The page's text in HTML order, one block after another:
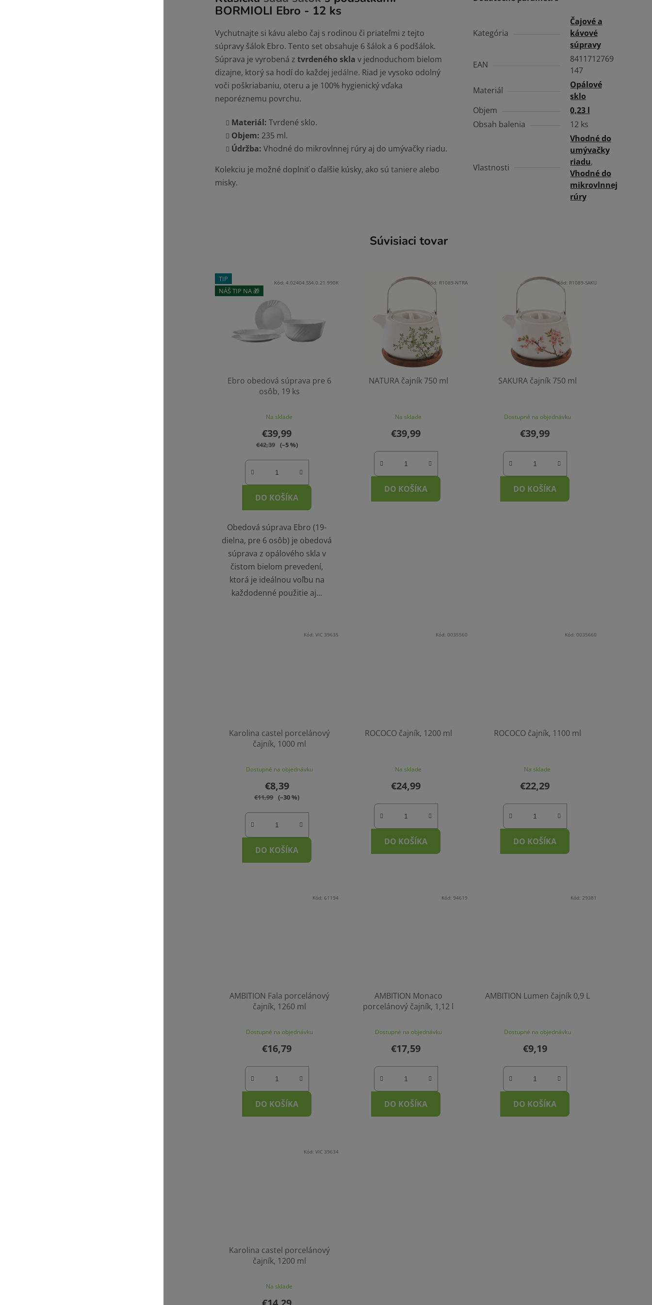
BORMIOLI Ebro - 12 ks
Vychutnajte si kávu alebo čaj s rodinou či priateľmi z tejto
súpravy šálok Ebro. Tento set obsahuje 6 šálok a 6 podšálok.
Súprava je vyrobená z tvrdeného skla v jednoduchom bielom
dizajne, ktorý sa hodí do každej jedálne. Riad je vysoko odolný
voči poškriabaniu, oteru a je 100% hygienický vďaka
neporéznemu povrchu.
Materiál: Tvrdené sklo.
Objem: 235 ml.
Údržba: Vhodné do mikrovlnnej rúry aj do umývačky riadu.
Kolekciu je možné doplniť o ďalšie kúsky, ako sú taniere alebo
misky.
Kategória
Čajové a
kávové
súpravy
EAN
8411712769
147
Materiál
Opálové
sklo
Objem
0,23 l
Obsah balenia
12 ks
Vlastnosti
Vhodné do
umývačky
riadu,
Vhodné do
mikrovlnnej
rúry
Súvisiaci tovar
TIP
NÁŠ TIP NA 🎁
Ebro obedová súprava pre 6
osôb, 19 ks
Na sklade
€39,99
€42,39 (–5 %)
DO KOŠÍKA
Obedová súprava Ebro (19-
dielna, pre 6 osôb) je obedová
súprava z opálového skla v
čistom bielom prevedení,
ktorá je ideálnou voľbu na
každodenné použitie aj...
Kód: 4.02404.SS4.0.21.990K
NATURA čajník 750 ml
Na sklade
€39,99
DO KOŠÍKA
Kód: R1089-NTRA
SAKURA čajník 750 ml
Dostupné na objednávku
€39,99
DO KOŠÍKA
Kód: R1089-SAKU
Karolina castel porcelánový
čajník, 1000 ml
Dostupné na objednávku
€8,39
€11,99 (–30 %)
DO KOŠÍKA
Kód: VIC 39635
ROCOCO čajník, 1200 ml
Na sklade
€24,99
DO KOŠÍKA
Kód: 0035560
ROCOCO čajník, 1100 ml
Na sklade
€22,29
DO KOŠÍKA
Kód: 0035660
AMBITION Fala porcelánový
čajník, 1260 ml
Dostupné na objednávku
€16,79
DO KOŠÍKA
Kód: 61194
AMBITION Monaco
porcelánový čajník, 1,12 l
Dostupné na objednávku
€17,59
DO KOŠÍKA
Kód: 94619
AMBITION Lumen čajník 0,9 L
Dostupné na objednávku
€9,19
DO KOŠÍKA
Kód: 29381
Karolina castel porcelánový
čajník, 1200 ml
Na sklade
Kód: VIC 39634